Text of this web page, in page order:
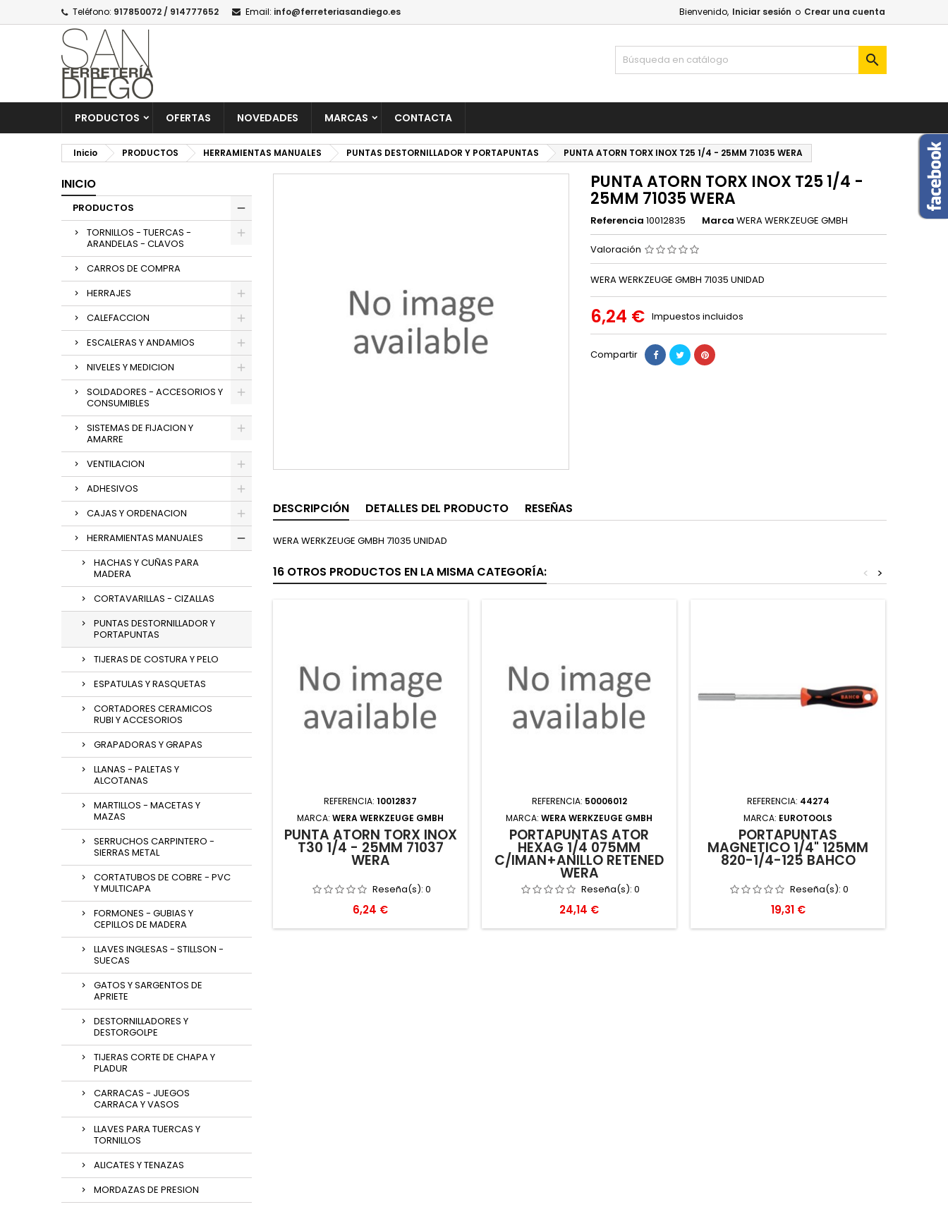
Teléfono: 917850072 / 914777652 Email: info@ferreteriasandiego.es Bienvenido, Iniciar sesión o Crear una cuenta

PRODUCTOS OFERTAS NOVEDADES MARCAS CONTACTA
Inicio PRODUCTOS HERRAMIENTAS MANUALES PUNTAS DESTORNILLADOR Y PORTAPUNTAS PUNTA ATORN TORX INOX T25 1/4 - 25MM 71035 WERA
INICIO
PRODUCTOS
TORNILLOS - TUERCAS -
ARANDELAS - CLAVOS
CARROS DE COMPRA
HERRAJES
CALEFACCION
ESCALERAS Y ANDAMIOS
NIVELES Y MEDICION
SOLDADORES - ACCESORIOS Y
CONSUMIBLES
SISTEMAS DE FIJACION Y
AMARRE
VENTILACION
ADHESIVOS
CAJAS Y ORDENACION
HERRAMIENTAS MANUALES
HACHAS Y CUÑAS PARA
MADERA
CORTAVARILLAS - CIZALLAS
PUNTAS DESTORNILLADOR Y
PORTAPUNTAS
TIJERAS DE COSTURA Y PELO
ESPATULAS Y RASQUETAS
CORTADORES CERAMICOS
RUBI Y ACCESORIOS
GRAPADORAS Y GRAPAS
LLANAS - PALETAS Y
ALCOTANAS
MARTILLOS - MACETAS Y
MAZAS
SERRUCHOS CARPINTERO -
SIERRAS METAL
CORTATUBOS DE COBRE - PVC
Y MULTICAPA
FORMONES - GUBIAS Y
CEPILLOS DE MADERA
LLAVES INGLESAS - STILLSON -
SUECAS
GATOS Y SARGENTOS DE
APRIETE
DESTORNILLADORES Y
DESTORGOLPE
TIJERAS CORTE DE CHAPA Y
PLADUR
CARRACAS - JUEGOS
CARRACA Y VASOS
LLAVES PARA TUERCAS Y
TORNILLOS
ALICATES Y TENAZAS
MORDAZAS DE PRESION
PUNTA ATORN TORX INOX T25 1/4 -
25MM 71035 WERA
Referencia 10012835 Marca WERA WERKZEUGE GMBH
Valoración
WERA WERKZEUGE GMBH 71035 UNIDAD
6,24 € Impuestos incluidos
Compartir
DESCRIPCIÓN DETALLES DEL PRODUCTO RESEÑAS
WERA WERKZEUGE GMBH 71035 UNIDAD
16 OTROS PRODUCTOS EN LA MISMA CATEGORÍA: >
<
REFERENCIA: 10012837
MARCA: WERA WERKZEUGE GMBH
PUNTA ATORN TORX INOX
T30 1/4 - 25MM 71037
WERA
Reseña(s): 0
Precio
6,24 €
REFERENCIA: 50006012
MARCA: WERA WERKZEUGE GMBH
PORTAPUNTAS ATOR
HEXAG 1/4 075MM
C/IMAN+ANILLO RETENED
WERA
Reseña(s): 0
Precio
24,14 €
REFERENCIA: 44274
MARCA: EUROTOOLS
PORTAPUNTAS
MAGNETICO 1/4" 125MM
820-1/4-125 BAHCO
Reseña(s): 0
Precio
19,31 €